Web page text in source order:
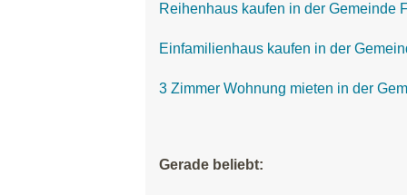
Reihenhaus kaufen in der Gemeinde
Einfamilienhaus kaufen in der
3 Zimmer Wohnung mieten in der
Gerade beliebt: